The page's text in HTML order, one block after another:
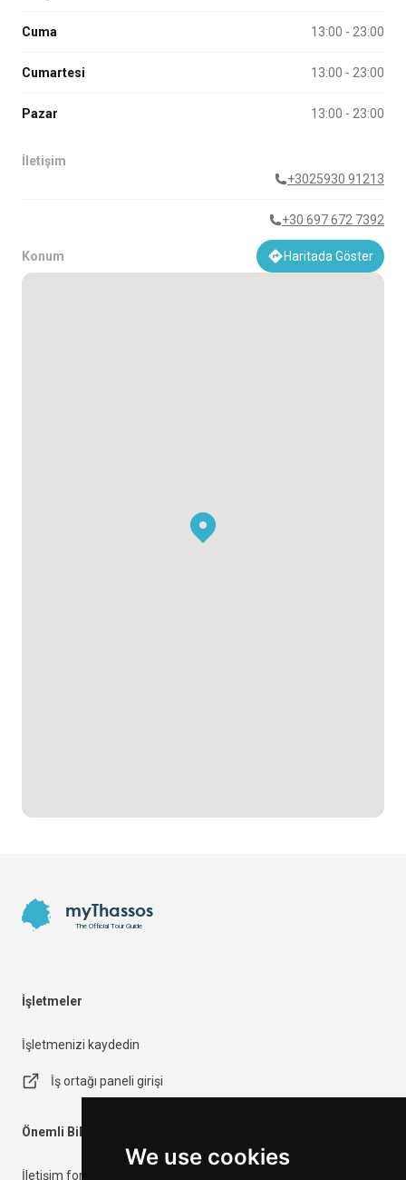
We use cookies
Cuma 13:00 - 23:00
Cumartesi 13:00 - 23:00
Pazar 13:00 - 23:00
İletişim
+3025930 91213
+30 697 672 7392
Konum Haritada Göster
myThassos
The Official Tour Guide
İşletmeler
İşletmenizi kaydedin
İş ortağı paneli girişi
Önemli Bilgiler
İletişim formu